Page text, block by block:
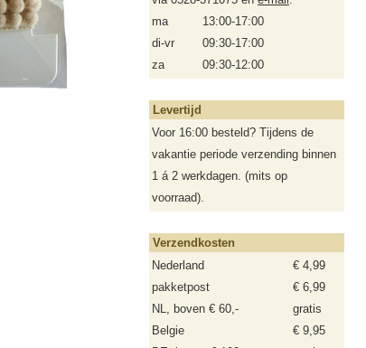
ma
13:00-17:00
di-vr
09:30-17:00
za
09:30-12:00
Levertijd
Voor 16:00 besteld? Tijdens de
vakantie periode verzending binnen
1 á 2 werkdagen. (mits op
voorraad).
Verzendkosten
Nederland
€ 4,99
pakketpost
€ 6,99
NL, boven € 60,-
gratis
Belgie
€ 9,95